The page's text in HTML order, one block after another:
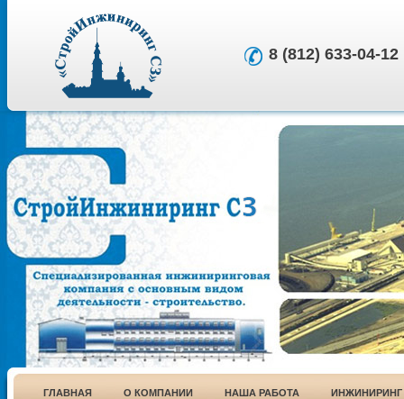
8 (812) 633-04-12
ГЛАВНАЯ О КОМПАНИИ НАША РАБОТА ИНЖИНИРИНГ